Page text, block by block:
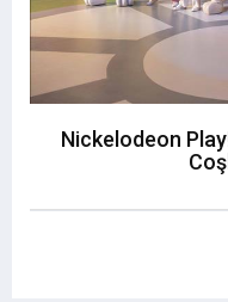
Nickelodeon